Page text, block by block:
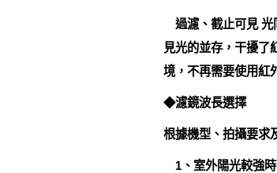
過濾、截止可見 光
見光的並存，干擾了
境，不再需要使用紅
◆濾鏡波長選擇
根據機型、拍攝要求
1、室外陽光較強